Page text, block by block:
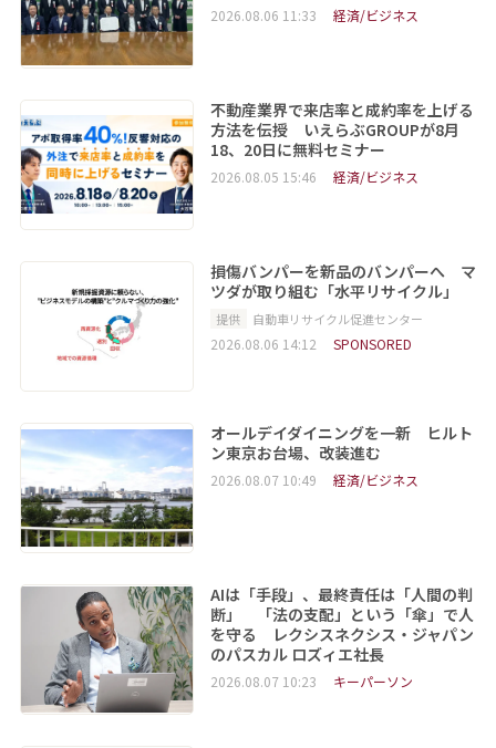
2026.08.06 11:33 経済/ビジネス
不動産業界で来店率と成約率を上げる
方法を伝授 いえらぶGROUPが8月
18、20日に無料セミナー
2026.08.05 15:46 経済/ビジネス
損傷バンパーを新品のバンパーへ マ
ツダが取り組む「水平リサイクル」
提供 自動車リサイクル促進センター
2026.08.06 14:12 SPONSORED
オールデイダイニングを一新 ヒルト
ン東京お台場、改装進む
2026.08.07 10:49 経済/ビジネス
AIは「手段」、最終責任は「人間の判
断」 「法の支配」という「傘」で人
を守る レクシスネクシス・ジャパン
のパスカル ロズィエ社長
2026.08.07 10:23 キーパーソン